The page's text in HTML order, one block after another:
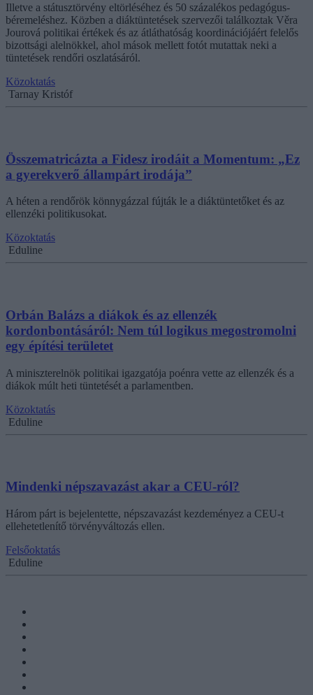
Illetve a státusztörvény eltörléséhez és 50 százalékos pedagógus-
béremeléshez. Közben a diáktüntetések szervezői találkoztak Věra
Jourová politikai értékek és az átláthatóság koordinációjáért felelős
bizottsági alelnökkel, ahol mások mellett fotót mutattak neki a
tüntetések rendőri oszlatásáról.
Közoktatás
Tarnay Kristóf
Összematricázta a Fidesz irodáit a Momentum: „Ez
a gyerekverő állampárt irodája”
A héten a rendőrök könnygázzal fújták le a diáktüntetőket és az
ellenzéki politikusokat.
Közoktatás
Eduline
Orbán Balázs a diákok és az ellenzék
kordonbontásáról: Nem túl logikus megostromolni
egy építési területet
A miniszterelnök politikai igazgatója poénra vette az ellenzék és a
diákok múlt heti tüntetését a parlamentben.
Közoktatás
Eduline
Mindenki népszavazást akar a CEU-ról?
Három párt is bejelentette, népszavazást kezdeményez a CEU-t
ellehetetlenítő törvényváltozás ellen.
Felsőoktatás
Eduline